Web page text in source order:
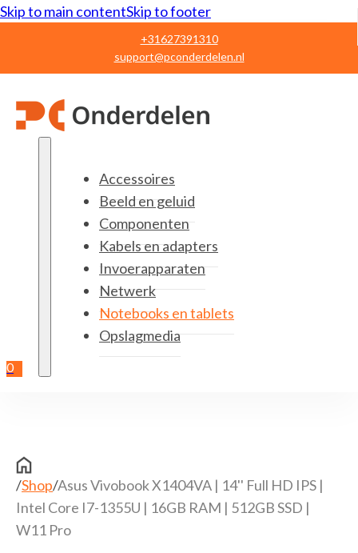
Skip to main contentSkip to footer
+31627391310
support@pconderdelen.nl
0
Accessoires
Beeld en geluid
Componenten
Kabels en adapters
Invoerapparaten
Netwerk
Notebooks en tablets
Opslagmedia
/Shop/Asus Vivobook X1404VA | 14'' Full HD IPS |
Intel Core I7-1355U | 16GB RAM | 512GB SSD |
W11 Pro